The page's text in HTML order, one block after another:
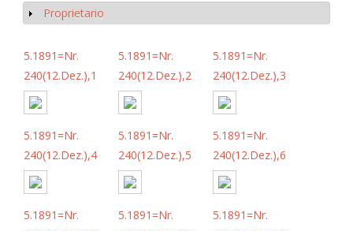
Mostrar
Proprietario
5.1891=Nr.
240(12.Dez.),1
5.1891=Nr.
240(12.Dez.),2
5.1891=Nr.
240(12.Dez.),3
5.1891=Nr.
240(12.Dez.),4
5.1891=Nr.
240(12.Dez.),5
5.1891=Nr.
240(12.Dez.),6
5.1891=Nr.
5.1891=Nr.
5.1891=Nr.